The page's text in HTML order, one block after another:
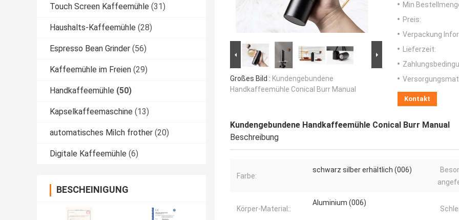
Touch Screen Kaffeemühle (31)
Haushalts-Kaffeemühle (28)
Espresso Bean Grinder (56)
Kaffeemühle im Freien (29)
Handkaffeemühle (50)
Kapselkaffeemaschine (13)
automatisches Milch frother (20)
Digitale Kaffeemühle (6)
BESCHEINIGUNG
Großes Bild : Kundengebundene
Handkaffeemühle Conical Burr Manual
Min
Preis:
Verpackung
Lieferzeit:
Kontakt
Kundengebundene Handkaffeemühle Conical Burr Manual
Beschreibung
Farbe:
schwarz silber erhältlich (006)
Körper-Material::
Aluminium (006)